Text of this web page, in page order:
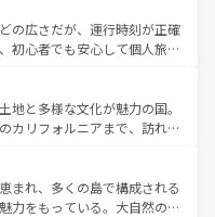
れで全く異なる文化を体験で
着のフランス情報はコンテンツ一覧
しい。 なお、新着の
を参照してほしい。
。また、優雅なアフタヌーン
らない英国パブ、サッカー観
る体験も豊富。イギリスを旅
の広さだが、運行時刻が正確
初心者でも安心して個人旅行
スイスならではのユニークな
だけでなく町歩きも満喫する
高いため物価も高いが、旅行
ともできる。 なお、新
一覧 を参照してほしい。
地と多様な文化が魅力の国。
カリフォルニアまで、訪れる
ショッピング、エンターテイ
スポットだ。一方、アメリカ
ランドキャニオンやイエロー
まれ、多くの島で構成される
力をもっている。大自然の神